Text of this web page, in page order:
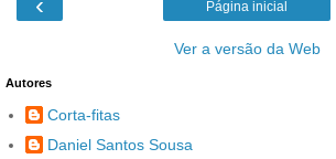
Página inicial
Ver a versão da Web
Autores
Corta-fitas
Daniel Santos Sousa